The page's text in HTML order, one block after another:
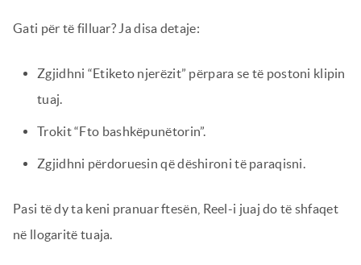
Gati për të filluar? Ja disa detaje:
Zgjidhni “Etiketo njerëzit” përpara se të postoni klipin
tuaj.
Trokit “Fto bashkëpunëtorin”.
Zgjidhni përdoruesin që dëshironi të paraqisni.
Pasi të dy ta keni pranuar ftesën, Reel-i juaj do të shfaqet
në llogaritë tuaja.